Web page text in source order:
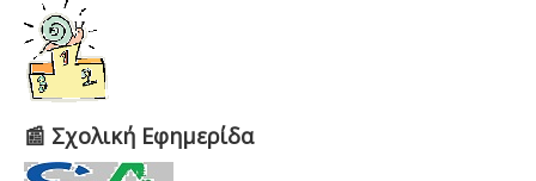
📰 Σχολική Εφημερίδα